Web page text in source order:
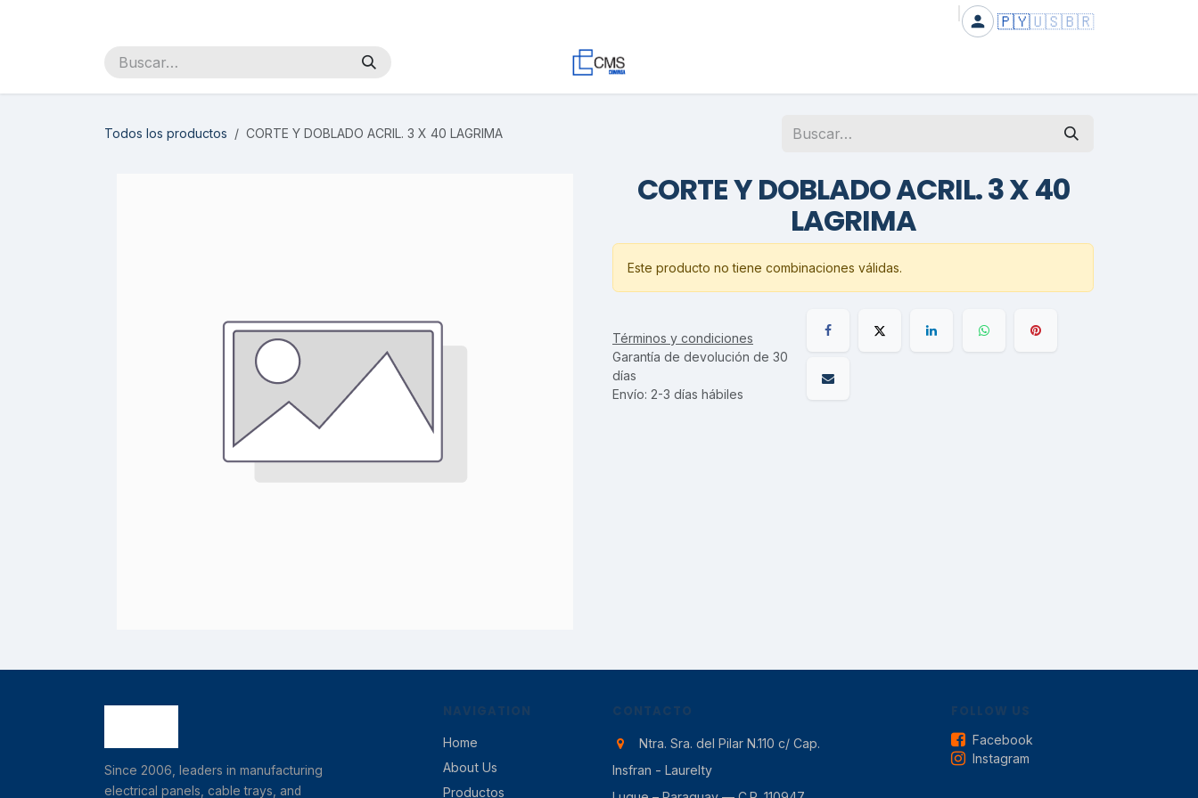
🇵🇾 🇺🇸🇧🇷
Todos los productos CORTE Y DOBLADO ACRIL. 3 X 40 LAGRIMA
CORTE Y DOBLADO ACRIL. 3 X 40
LAGRIMA
Este producto no tiene combinaciones válidas.
Términos y condiciones
Garantía de devolución de 30
días
Envío: 2-3 días hábiles
Since 2006, leaders in manufacturing
electrical panels, cable trays, and
NAVIGATION
Home
About Us
Productos
CONTACTO
Ntra. Sra. del Pilar N.110 c/ Cap.
Insfran - Laurelty
FOLLOW US
Facebook
Instagram